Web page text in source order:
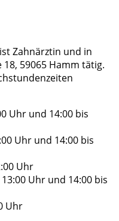
Zahnärztin und in
59065 Hamm tätig.
Uhr und 14:00 bis
Uhr und 14:00 bis
Uhr
Uhr und 14:00 bis
Uhr